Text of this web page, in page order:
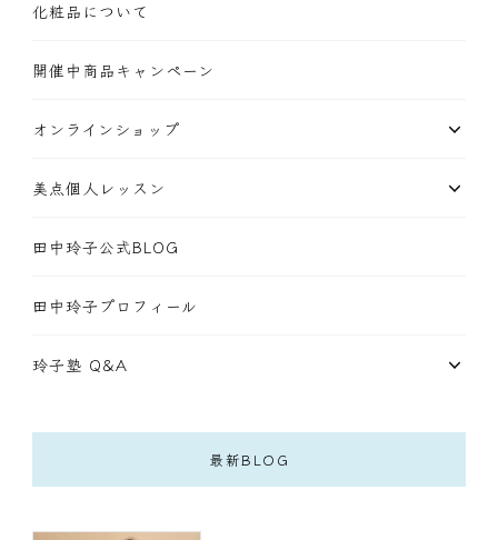
化粧品について
開催中商品キャンペーン
オンラインショップ
美点個人レッスン
田中玲子公式BLOG
田中玲子プロフィール
玲子塾 Q&A
最新BLOG